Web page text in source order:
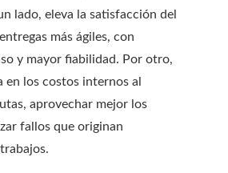
lado, eleva la satisfacción del
más ágiles, con
y mayor fiabilidad. Por otro,
en los costos internos al
aprovechar mejor los
fallos que originan